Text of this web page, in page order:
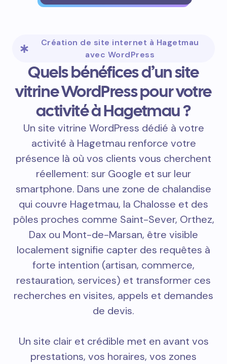
Création de site internet à Hagetmau
avec WordPress
Quels bénéfices d’un site
vitrine WordPress pour votre
activité à Hagetmau ?
Un site vitrine WordPress dédié à votre
activité à Hagetmau renforce votre
présence là où vos clients vous cherchent
réellement: sur Google et sur leur
smartphone. Dans une zone de chalandise
qui couvre Hagetmau, la Chalosse et des
pôles proches comme Saint-Sever, Orthez,
Dax ou Mont-de-Marsan, être visible
localement signifie capter des requêtes à
forte intention (artisan, commerce,
restauration, services) et transformer ces
recherches en visites, appels et demandes
de devis.
Un site clair et crédible met en avant vos
prestations, vos horaires, vos zones